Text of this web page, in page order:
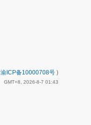
渝ICP备10000708号 )
GMT+8, 2026-8-7 01:43